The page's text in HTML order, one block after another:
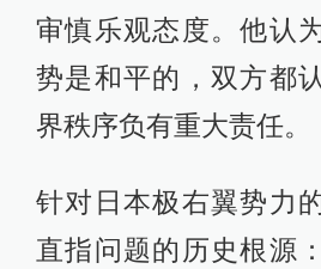
审慎乐观态度。他认
势是和平的，双方都
界秩序负有重大责任。
针对日本极右翼势力
直指问题的历史根源